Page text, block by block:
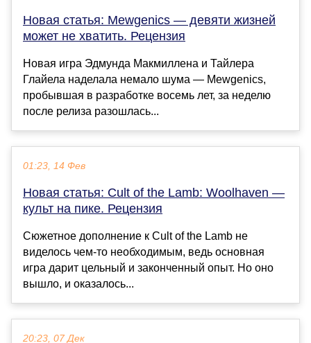
Новая статья: Mewgenics — девяти жизней
может не хватить. Рецензия
Новая игра Эдмунда Макмиллена и Тайлера
Глайела наделала немало шума — Mewgenics,
пробывшая в разработке восемь лет, за неделю
после релиза разошлась...
01:23, 14 Фев
Новая статья: Cult of the Lamb: Woolhaven —
культ на пике. Рецензия
Сюжетное дополнение к Cult of the Lamb не
виделось чем-то необходимым, ведь основная
игра дарит цельный и законченный опыт. Но оно
вышло, и оказалось...
20:23, 07 Дек